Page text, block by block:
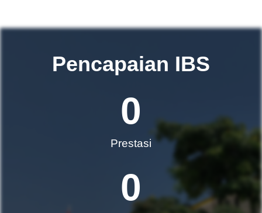
Pencapaian IBS
0
Prestasi
0